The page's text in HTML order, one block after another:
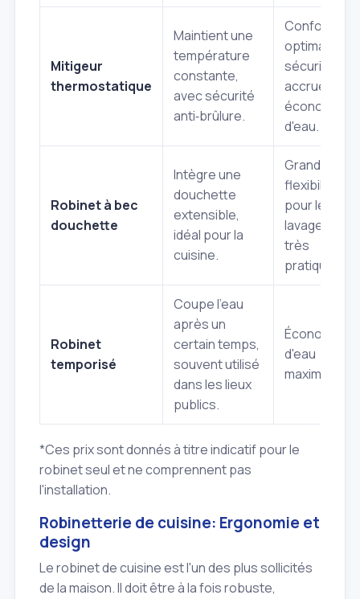
Mitigeur
thermostatique
Maintient une
température
constante,
avec sécurité
anti‑brûlure.
Confort
optimal,
sécurité
accrue,
économies
d'eau.
Robinet à bec
douchette
Intègre une
douchette
extensible,
idéal pour la
cuisine.
Grande
flexibilité
pour le
lavage,
très
pratique.
Robinet
temporisé
Coupe l'eau
après un
certain temps,
souvent utilisé
dans les lieux
publics.
Économie
d'eau
maximale.
*Ces prix sont donnés à titre indicatif pour le
robinet seul et ne comprennent pas
l'installation.
Robinetterie de cuisine: Ergonomie et
design
Le robinet de cuisine est l'un des plus sollicités
de la maison. Il doit être à la fois robuste,